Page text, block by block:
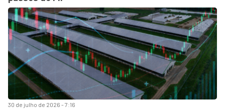
30 de julho de 2026 - 7:16